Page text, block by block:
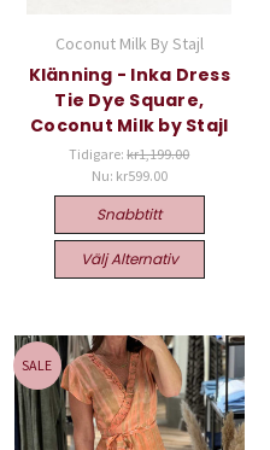
Coconut Milk By Stajl
Klänning - Inka Dress
Tie Dye Square,
Coconut Milk by Stajl
Tidigare:kr1,199.00
Nu: kr599.00
Snabbtitt
Välj Alternativ
SALE